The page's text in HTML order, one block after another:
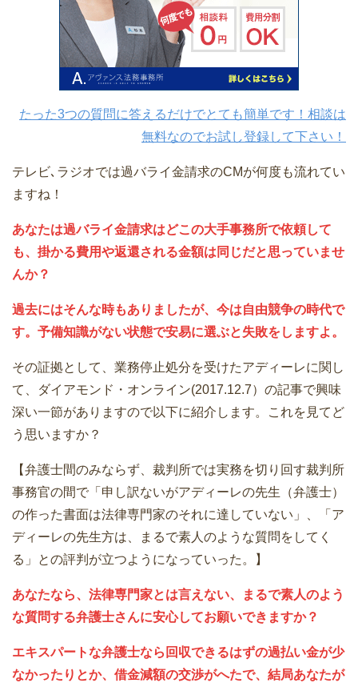
たった3つの質問に答えるだけでとても簡単です！相談は
無料なのでお試し登録して下さい！
テレビ､ラジオでは過バライ金請求のCMが何度も流れてい
ますね！
あなたは過バライ金請求はどこの大手事務所で依頼して
も、掛かる費用や返還される金額は同じだと思っていませ
んか？
過去にはそんな時もありましたが、今は自由競争の時代で
す。予備知識がない状態で安易に選ぶと失敗をしますよ。
その証拠として、業務停止処分を受けたアディーレに関し
て、ダイアモンド・オンライン(2017.12.7）の記事で興味
深い一節がありますので以下に紹介します。これを見てど
う思いますか？
【弁護士間のみならず、裁判所では実務を切り回す裁判所
事務官の間で「申し訳ないがアディーレの先生（弁護士）
の作った書面は法律専門家のそれに達していない」、「ア
ディーレの先生方は、まるで素人のような質問をしてく
る」との評判が立つようになっていった。】
あなたなら、法律専門家とは言えない、まるで素人のよう
な質問する弁護士さんに安心してお願いできますか？
エキスパートな弁護士なら回収できるはずの過払い金が少
なかったりとか、借金減額の交渉がへたで、結局あなたが